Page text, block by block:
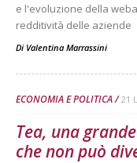
e l'evoluzione della
redditività delle aziende
Di Valentina Marrassini
ECONOMIA E POLITICA 21
Tea, una
che non può